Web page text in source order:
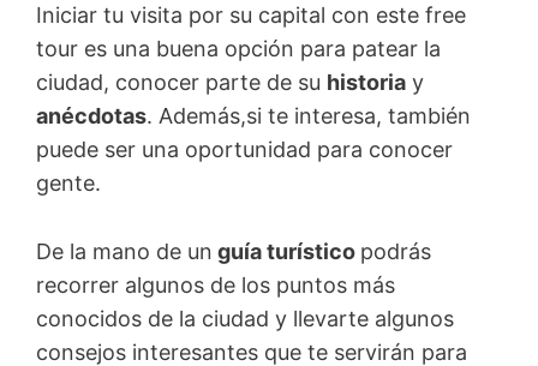
Iniciar tu visita por su capital con este free
tour es una buena opción para patear la
ciudad, conocer parte de su historia y
anécdotas. Además,si te interesa, también
puede ser una oportunidad para conocer
gente.
De la mano de un guía turístico podrás
recorrer algunos de los puntos más
conocidos de la ciudad y llevarte algunos
consejos interesantes que te servirán para